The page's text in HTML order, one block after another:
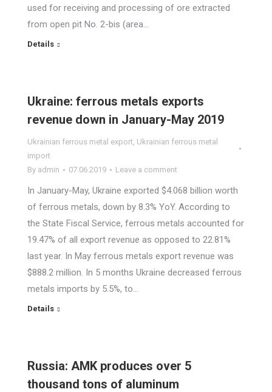
used for receiving and processing of ore extracted
from open pit No. 2-bis (area…
Details
Ukraine: ferrous metals exports
revenue down in January-May 2019
Ukrainian ferrous metal export, Ukrainian ferrous metal
import
By admin 07.06.2019 Leave a comment
In January-May, Ukraine exported $4.068 billion worth
of ferrous metals, down by 8.3% YoY. According to
the State Fiscal Service, ferrous metals accounted for
19.47% of all export revenue as opposed to 22.81%
last year. In May ferrous metals export revenue was
$888.2 million. In 5 months Ukraine decreased ferrous
metals imports by 5.5%, to…
Details
Russia: AMK produces over 5
thousand tons of aluminum